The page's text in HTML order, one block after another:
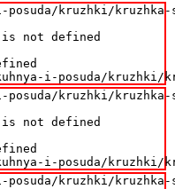
kruzhki/
is not defined
i-posuda/
kruzhki/
is not defined
i-posuda/
kruzhki/